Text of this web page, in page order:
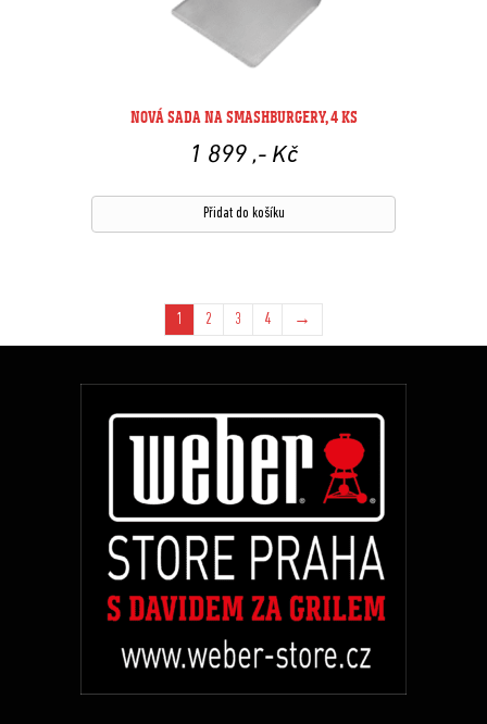
NOVÁ SADA NA SMASHBURGERY, 4 KS
1 899 ,- Kč
Přidat do košíku
1 2 3 4 →